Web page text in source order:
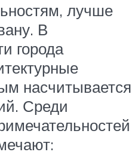
лучше
В
города
насчитывается
Среди